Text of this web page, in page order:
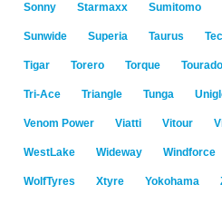
Sonny Starmaxx Sumitomo
Sunwide Superia Taurus
Tigar Torero Torque
Tri-Ace Triangle Tunga
Venom Power Viatti Vitour
WestLake Wideway Windforce
WolfTyres Xtyre Yokohama